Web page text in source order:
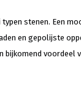
stenen. Een
en gepolijste
voordeel